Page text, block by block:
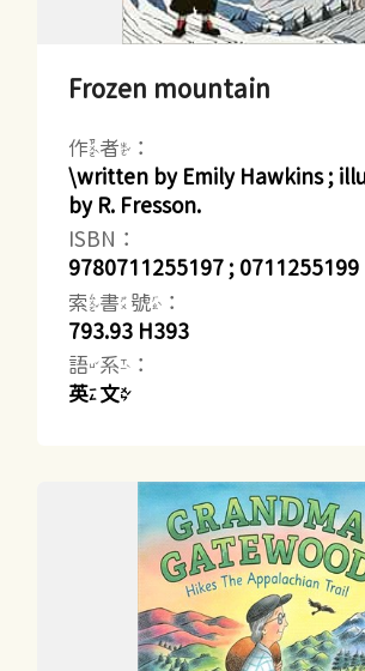
Frozen mountain
作者：
\written by Emily Hawkins ;
by R. Fresson.
ISBN：
9780711255197 ; 0711255199
索書號：
793.93 H393
語系：
英文